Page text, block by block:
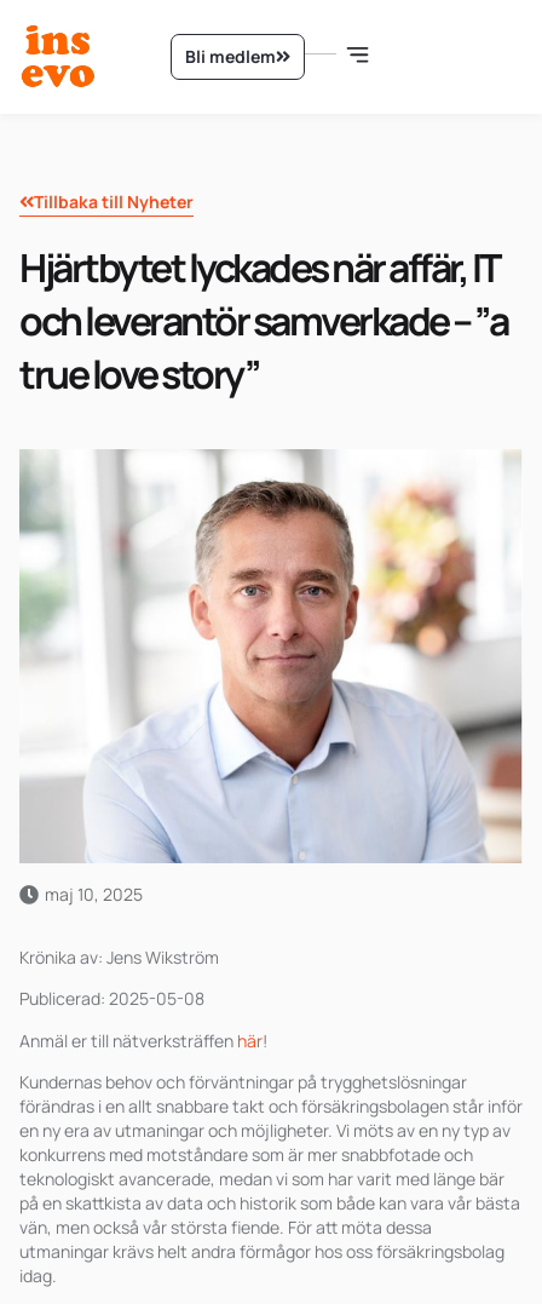
Bli medlem
Tillbaka till Nyheter
Hjärtbytet lyckades när affär, IT
och leverantör samverkade – ”a
true love story”
maj 10, 2025
Krönika av: Jens Wikström
Publicerad: 2025-05-08
Anmäl er till nätverksträffen här!
Kundernas behov och förväntningar på trygghetslösningar
förändras i en allt snabbare takt och försäkringsbolagen står inför
en ny era av utmaningar och möjligheter. Vi möts av en ny typ av
konkurrens med motståndare som är mer snabbfotade och
teknologiskt avancerade, medan vi som har varit med länge bär
på en skattkista av data och historik som både kan vara vår bästa
vän, men också vår största fiende. För att möta dessa
utmaningar krävs helt andra förmågor hos oss försäkringsbolag
idag.